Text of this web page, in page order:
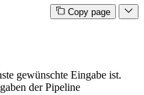
Copy page
gewünschte Eingabe ist.
der Pipeline